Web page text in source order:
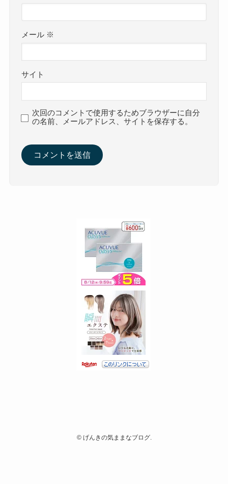
メール ※
サイト
次回のコメントで使用するためブラウザーに自分
の名前、メールアドレス、サイトを保存する。
©げんきの気ままなブログ.